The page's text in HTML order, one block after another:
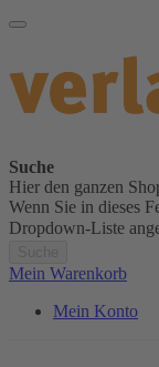
Suche
Hier den ganzen
Wenn Sie in dieses
Dropdown-Liste
Mein Warenkorb
Mein Konto